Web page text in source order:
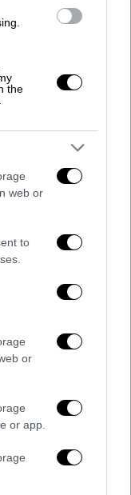
the
web or
to
or
or app.
μέσω των
του.
Talk την
για μια
«
Θέλω να
καθώς ένας
έχετε δει
ο πατέρας